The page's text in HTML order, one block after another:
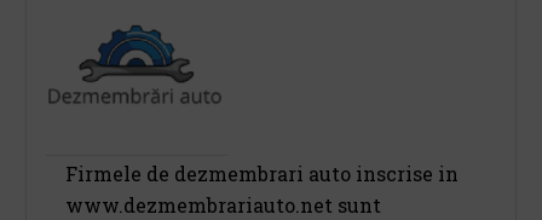
Firmele de dezmembrari auto inscrise in
www.dezmembrariauto.net sunt